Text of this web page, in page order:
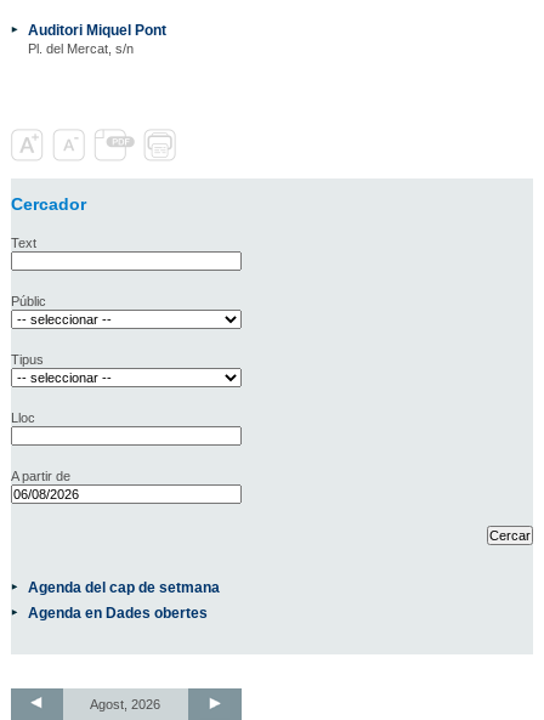
Auditori Miquel Pont
Pl. del Mercat, s/n
Cercador
Text
Públic
Tipus
Lloc
A partir de
Agenda del cap de setmana
Agenda en Dades obertes
Agost, 2026